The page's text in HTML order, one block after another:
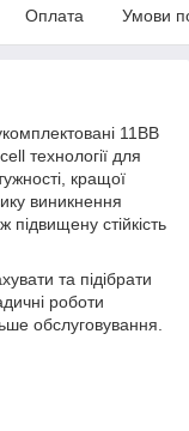
Оплата Умови
11BB
технології для
кращої
виникнення
підвищену стійкість
та підібрати
роботи
обслуговування.